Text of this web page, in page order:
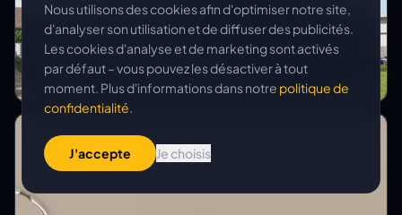
ERWIN KÄMPFER ARCHITEKTUR UND DESIGN
Neubau MFH Wydenstrasse
Nous utilisons des cookies afin d'optimiser notre site,
d'analyser son utilisation et de diffuser des publicités.
Les cookies d'analyse et de marketing sont activés
par défaut – vous pouvez les désactiver à tout
moment. Plus d'informations dans notre politique de
confidentialité.
J'accepte Je choisis